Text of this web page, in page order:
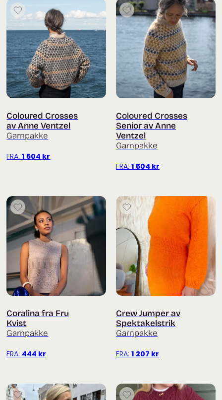
Coloured Crosses
av Anne Ventzel
Garnpakke
FRA:1 504 kr
Coloured Crosses
Senior av Anne
Ventzel
Garnpakke
FRA: 1 504 kr
Coralina fra Fru
Kvist
Garnpakke
FRA: 444 kr
Crew Jumper av
Spektakelstrik
Garnpakke
FRA: 1 207 kr